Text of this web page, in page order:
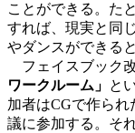
ことができる。た
すれば、現実と同
やダンスができる
フェイスブック
ワークルーム」 と
加者はCGで作ら
議に参加する。そ